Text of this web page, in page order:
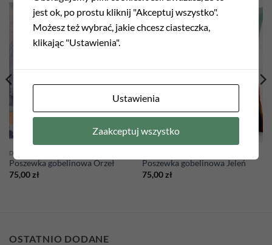
Add to
DEKORACJE
Poszewka gobelinowa Orzeł
75,00zł
Poszewka gobelinowa Jeleń
75,00zł
OSTATNIO DODANE
jest ok, po prostu kliknij "Akceptuj wszystko".
Możesz też wybrać, jakie chcesz ciasteczka,
klikając "Ustawienia".
Ustawienia
Zaakceptuj wszystko